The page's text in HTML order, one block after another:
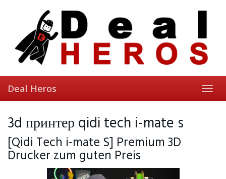
Deal Heros
3d принтер qidi tech i-mate s
[Qidi Tech i-mate S] Premium 3D
Drucker zum guten Preis